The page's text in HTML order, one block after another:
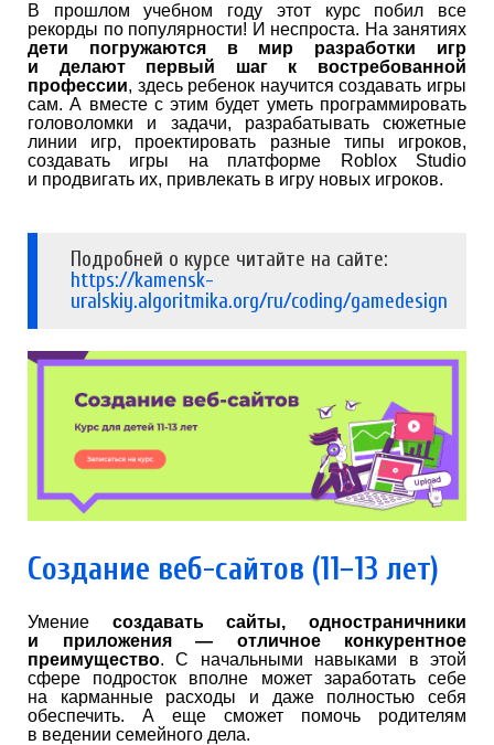
В прошлом учебном году этот курс побил все
рекорды по популярности! И неспроста. На занятиях
дети погружаются в мир разработки игр
и делают первый шаг к востребованной
профессии, здесь ребенок научится создавать игры
сам. А вместе с этим будет уметь программировать
головоломки и задачи, разрабатывать сюжетные
линии игр, проектировать разные типы игроков,
создавать игры на платформе Roblox Studio
и продвигать их, привлекать в игру новых игроков.
Подробней о курсе читайте на сайте:
https://kamensk-
uralskiy.algoritmika.org/ru/coding/gamedesign
Создание веб-сайтов (11−13 лет)
Умение создавать сайты, одностраничники
и приложения — отличное конкурентное
преимущество. С начальными навыками в этой
сфере подросток вполне может заработать себе
на карманные расходы и даже полностью себя
обеспечить. А еще сможет помочь родителям
в ведении семейного дела.